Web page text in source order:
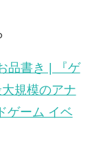
品書き | 『ゲ
規模のアナ
ゲーム イベ